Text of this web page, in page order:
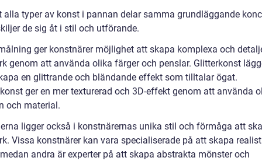
alla typer av konst i pannan delar samma grundläggande
de sig åt i stil och utförande.
ger konstnärer möjlighet att skapa komplexa och
genom att använda olika färger och penslar. Glitterkonst
en glittrande och bländande effekt som tilltalar ögat.
ger en mer texturerad och 3D-effekt genom att använda
och material.
ligger också i konstnärernas unika stil och förmåga att
Vissa konstnärer kan vara specialiserade på att skapa
andra är experter på att skapa abstrakta mönster och